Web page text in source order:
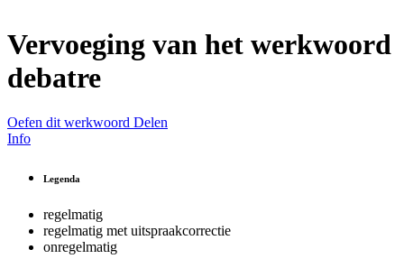
Vervoeging van het werkwoord
debatre
Oefen dit werkwoord Delen
Info
Legenda
regelmatig
regelmatig met uitspraakcorrectie
onregelmatig